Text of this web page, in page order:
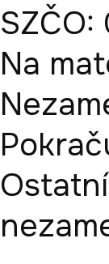
SZČO:
Na